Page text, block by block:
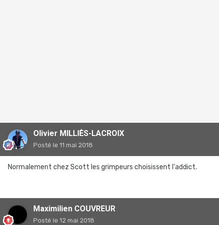
Olivier MILLIÈS-LACROIX
Posté le 11 mai 2018
Normalement chez Scott les grimpeurs choisissent l'addict.
Maximilien COUVREUR
Posté le 12 mai 2018